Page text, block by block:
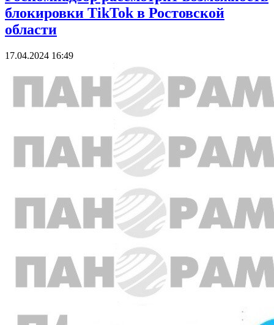
блокировки TikTok в Ростовской
области
17.04.2024 16:49